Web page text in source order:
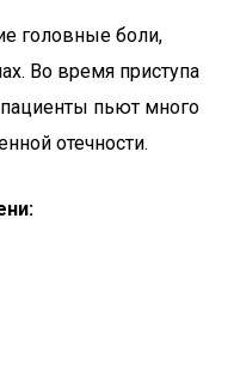
головные боли,
Во время приступа
пьют много
отечности.